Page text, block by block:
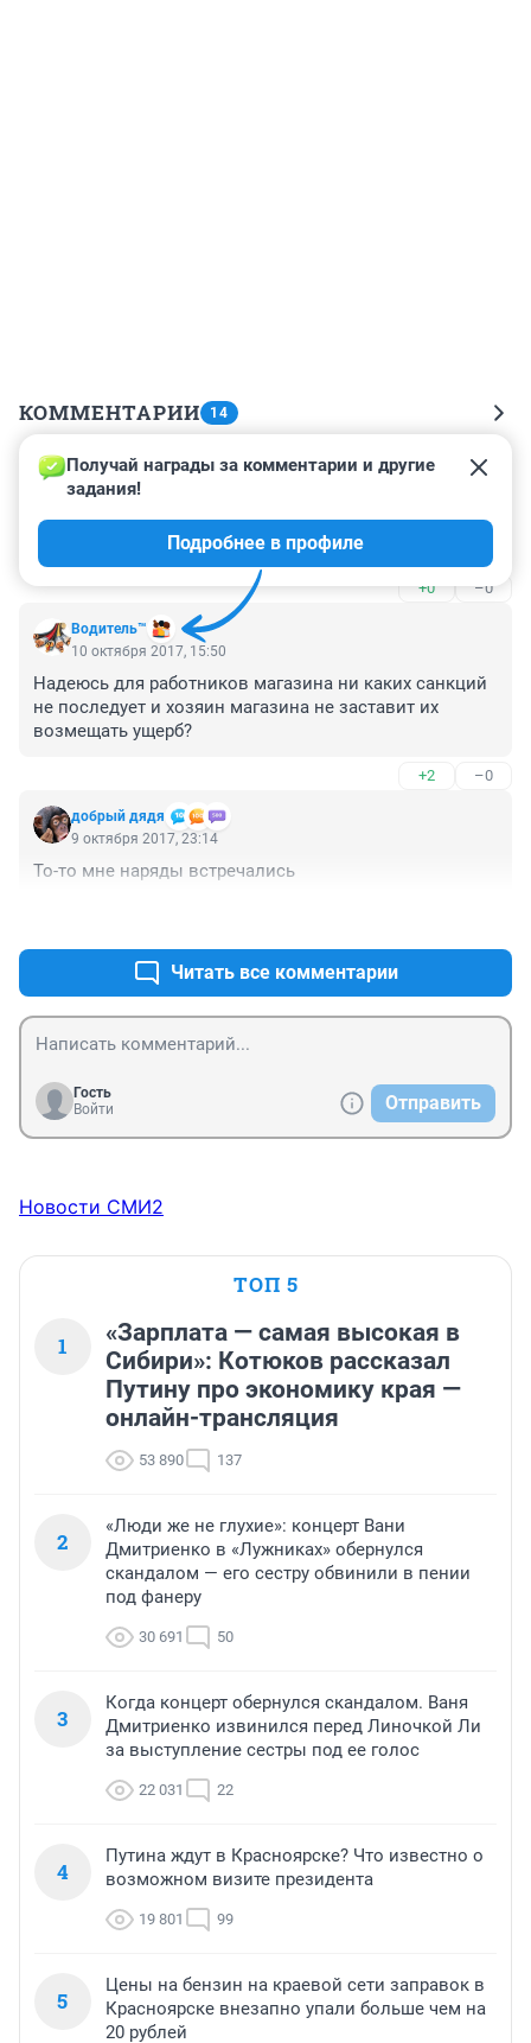
КОММЕНТАРИИ 14
Гость
17 августа 2018, 10:28
А куда золото такое девать? Сдавать по цене
медного лома? Сидеть дороже выйдет.
+0 –0
Вoдитель™
Получай награды за комментарии и другие
задания!
Подробнее в профиле
10 октября 2017, 15:50
Надеюсь для работников магазина ни каких санкций
не последует и хозяин магазина не заставит их
возмещать ущерб?
+2 –0
добрый дядя
9 октября 2017, 23:14
То-то мне наряды встречались
Читать все комментарии
Гость
Войти
Отправить
Новости СМИ2
ТОП 5
1
«Зарплата — самая высокая в
Сибири»: Котюков рассказал
Путину про экономику края —
онлайн-трансляция
53 890 137
2
«Люди же не глухие»: концерт Вани
Дмитриенко в «Лужниках» обернулся
скандалом — его сестру обвинили в пении
под фанеру
30 691 50
3
Когда концерт обернулся скандалом. Ваня
Дмитриенко извинился перед Линочкой Ли
за выступление сестры под ее голос
22 031 22
4
Путина ждут в Красноярске? Что известно о
возможном визите президента
19 801 99
5
Цены на бензин на краевой сети заправок в
Красноярске внезапно упали больше чем на
20 рублей